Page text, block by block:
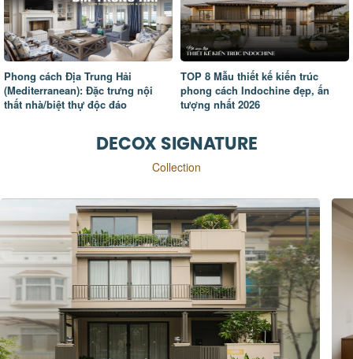
Phong cách Địa Trung Hải
(Mediterranean): Đặc trưng nội
thất nhà/biệt thự độc đáo
TOP 8 Mẫu thiết kế kiến trúc
phong cách Indochine đẹp, ấn
tượng nhất 2026
DECOX SIGNATURE
Collection